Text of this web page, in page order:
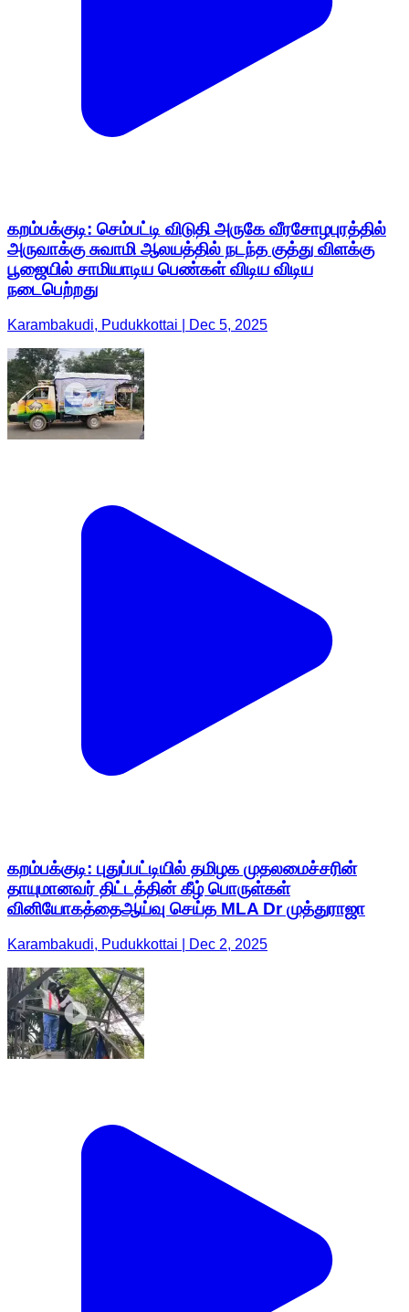
கறம்பக்குடி: செம்பட்டி விடுதி அருகே வீரசோழபுரத்தில்
அருவாக்கு சுவாமி ஆலயத்தில் நடந்த குத்து விளக்கு
பூஜையில் சாமியாடிய பெண்கள் விடிய விடிய
நடைபெற்றது
Karambakudi, Pudukkottai | Dec 5, 2025
கறம்பக்குடி: புதுப்பட்டியில் தமிழக முதலமைச்சரின்
தாயுமானவர் திட்டத்தின் கீழ் பொருள்கள்
வினியோகத்தைஆய்வு செய்த MLA Dr முத்துராஜா
Karambakudi, Pudukkottai | Dec 2, 2025